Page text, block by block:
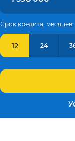
Срок кредита, месяцев:
12 24